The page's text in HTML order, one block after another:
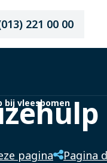
221 00 00
bij vleesbomen
pagina Pagina